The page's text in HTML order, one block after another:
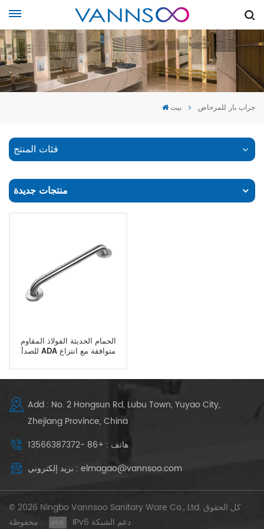
بيت جراب بار للمرحاض
فئات المنتج
منتجات جديدة
الحمام الحديثة الفولاذ المقاوم
للصدأ ADA متوافقة مع انتزاع
Add : No. 2 Hongsun Rd, Lubu Town, Yuyao City,
Zhejiang Province, China
هاتف : +86 -13566387372
بريد إلكتروني : elmagao@vannsoo.com
© 2026 Ningbo Vannsoo Sanitary Ware Co., Ltd. كل الحقوق
محفوظة .
IPv6 دعم الشبكة